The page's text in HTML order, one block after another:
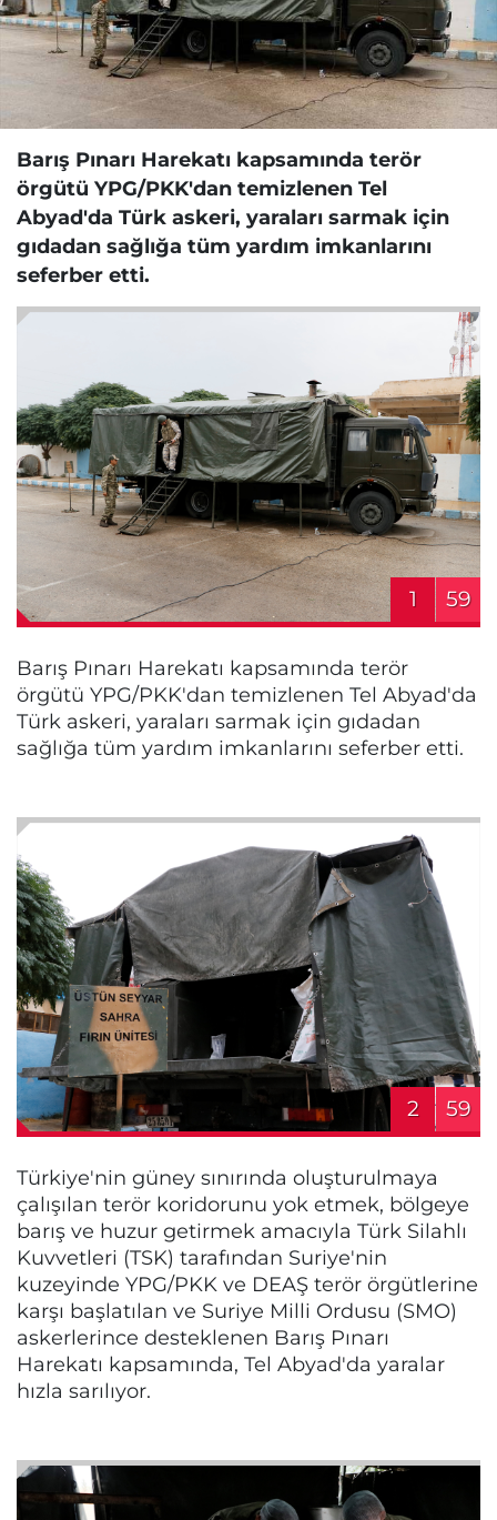
Barış Pınarı Harekatı kapsamında terör
örgütü YPG/PKK'dan temizlenen Tel
Abyad'da Türk askeri, yaraları sarmak için
gıdadan sağlığa tüm yardım imkanlarını
seferber etti.
1 59
Barış Pınarı Harekatı kapsamında terör
örgütü YPG/PKK'dan temizlenen Tel Abyad'da
Türk askeri, yaraları sarmak için gıdadan
sağlığa tüm yardım imkanlarını seferber etti.
2 59
Türkiye'nin güney sınırında oluşturulmaya
çalışılan terör koridorunu yok etmek, bölgeye
barış ve huzur getirmek amacıyla Türk Silahlı
Kuvvetleri (TSK) tarafından Suriye'nin
kuzeyinde YPG/PKK ve DEAŞ terör örgütlerine
karşı başlatılan ve Suriye Milli Ordusu (SMO)
askerlerince desteklenen Barış Pınarı
Harekatı kapsamında, Tel Abyad'da yaralar
hızla sarılıyor.